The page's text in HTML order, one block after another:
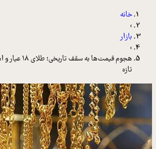
خانه
›
بازار
›
هجوم قیمت‌ها به
تازه